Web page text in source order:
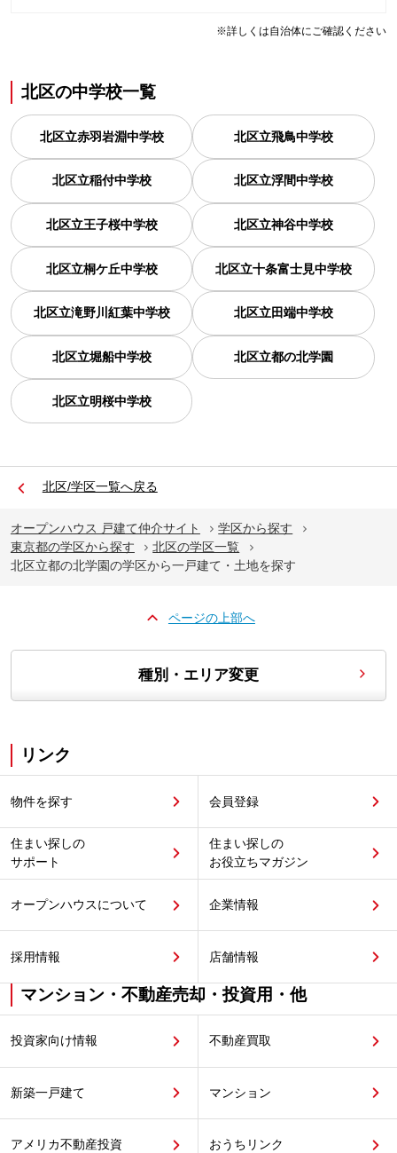
※詳しくは自治体にご確認ください
北区の中学校一覧
北区立赤羽岩淵中学校 北区立飛鳥中学校
北区立稲付中学校 北区立浮間中学校
北区立王子桜中学校 北区立神谷中学校
北区立桐ケ丘中学校 北区立十条富士見中学校
北区立滝野川紅葉中学校 北区立田端中学校
北区立堀船中学校 北区立都の北学園
北区立明桜中学校
北区/学区一覧へ戻る
オープンハウス 戸建て仲介サイト
学区から探す
東京都の学区から探す
北区の学区一覧
北区立都の北学園の学区から一戸建て・土地を探す
ページの上部へ
種別・エリア変更
リンク
物件を探す 会員登録
住まい探しの
サポート
住まい探しの
お役立ちマガジン
オープンハウスについて 企業情報
採用情報 店舗情報
マンション・不動産売却・投資用・他
投資家向け情報 不動産買取
新築一戸建て マンション
アメリカ不動産投資 おうちリンク